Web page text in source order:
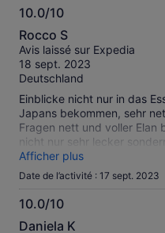
because we were better off
10.0/10
10.0
sur
10
Rocco S
Avis laissé sur Expedia
18 sept. 2023
Deutschland
Einblicke nicht nur in das
Japans bekommen, sehr
Fragen nett und voller Elan
nicht nur sehr lecker
satt werden.
Afficher plus
Date de l’activité : 17 sept. 2023
10.0/10
10.0
Daniela K